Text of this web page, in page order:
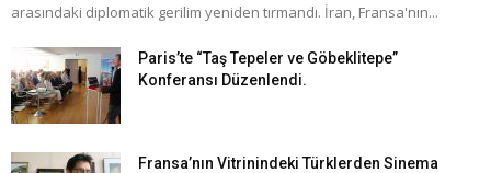
arasındaki diplomatik gerilim yeniden tırmandı. İran, Fransa'nın...
Paris’te “Taş Tepeler ve Göbeklitepe”
Konferansı Düzenlendi.
Fransa’nın Vitrinindeki Türklerden Sinema